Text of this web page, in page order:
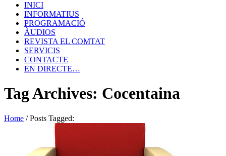
INICI
INFORMATIUS
PROGRAMACIÓ
ÀUDIOS
REVISTA EL COMTAT
SERVICIS
CONTACTE
EN DIRECTE…
Tag Archives: Cocentaina
Home /Posts Tagged: